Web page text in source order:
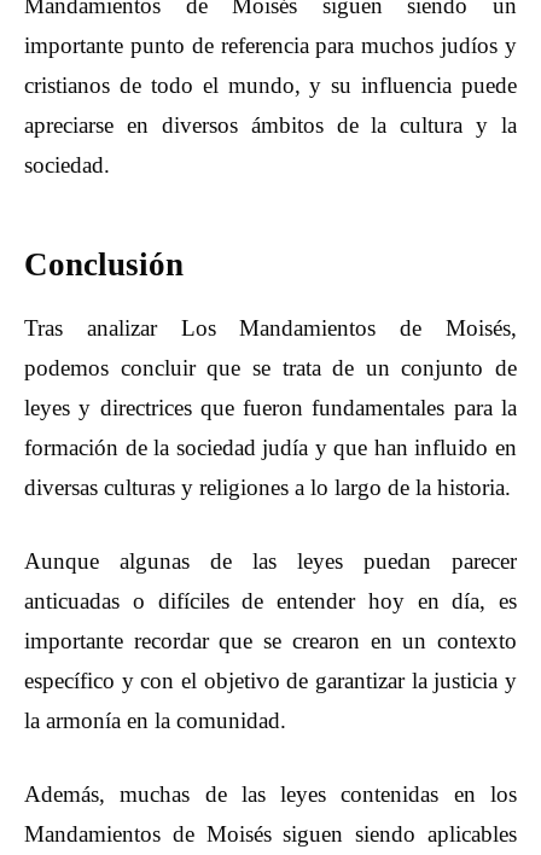
Mandamientos de Moisés siguen siendo un
importante punto de referencia para muchos judíos y
cristianos de todo el mundo, y su influencia puede
apreciarse en diversos ámbitos de la cultura y la
sociedad.
Conclusión
Tras analizar Los Mandamientos de Moisés,
podemos concluir que se trata de un conjunto de
leyes y directrices que fueron fundamentales para la
formación de la sociedad judía y que han influido en
diversas culturas y religiones a lo largo de la historia.
Aunque algunas de las leyes puedan parecer
anticuadas o difíciles de entender hoy en día, es
importante recordar que se crearon en un contexto
específico y con el objetivo de garantizar la justicia y
la armonía en la comunidad.
Además, muchas de las leyes contenidas en los
Mandamientos de Moisés siguen siendo aplicables